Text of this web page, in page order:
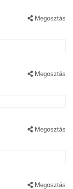
Megosztás
Megosztás
Megosztás
Megosztás